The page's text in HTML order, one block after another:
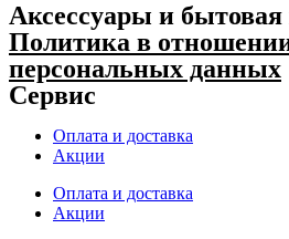
Аксессуары и
Политика в
персональных данных
Сервис
Оплата и доставка
Акции
Оплата и доставка
Акции